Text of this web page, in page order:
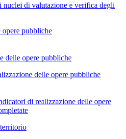
di valutazione e verifica degli
pubbliche
delle opere pubbliche
delle opere pubbliche
di realizzazione delle opere